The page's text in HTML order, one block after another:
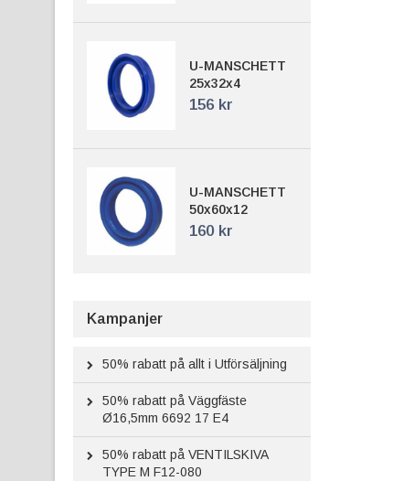
U-MANSCHETT
25x32x4
156 kr
U-MANSCHETT
50x60x12
160 kr
Kampanjer
50% rabatt på allt i Utförsäljning
50% rabatt på Väggfäste
Ø16,5mm 6692 17 E4
50% rabatt på VENTILSKIVA
TYPE M F12-080